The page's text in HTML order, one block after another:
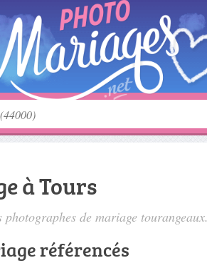
à Tours
photographes de mariage tourangeaux.
référencés